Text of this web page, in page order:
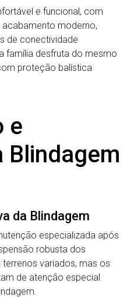
e funcional, com
moderno,
de conectividade
família desfruta do mesmo
proteção balística
e
Blindagem
da Blindagem
especializada após
robusta dos
variados, mas os
de atenção especial